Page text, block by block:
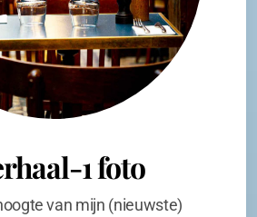
1 foto
van mijn (nieuwste)